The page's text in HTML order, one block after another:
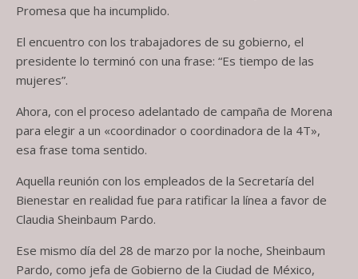
Promesa que ha incumplido.
El encuentro con los trabajadores de su gobierno, el
presidente lo terminó con una frase: “Es tiempo de las
mujeres”.
Ahora, con el proceso adelantado de campaña de Morena
para elegir a un «coordinador o coordinadora de la 4T»,
esa frase toma sentido.
Aquella reunión con los empleados de la Secretaría del
Bienestar en realidad fue para ratificar la línea a favor de
Claudia Sheinbaum Pardo.
Ese mismo día del 28 de marzo por la noche, Sheinbaum
Pardo, como jefa de Gobierno de la Ciudad de México,